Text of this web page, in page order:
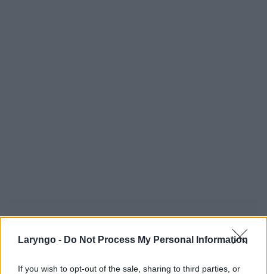
Laryngo - Do Not Process My Personal Information
If you wish to opt-out of the sale, sharing to third parties, or